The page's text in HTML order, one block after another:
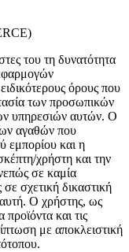
του τη δυνατότητα
όρους που
των προσωπικών
υπηρεσιών αυτών. Ο
αγαθών που
εμπορίου και η
χρήστη και την
σε καμία
σχετική δικαστική
Ο χρήστης, ως
και τις
με αποκλειστική